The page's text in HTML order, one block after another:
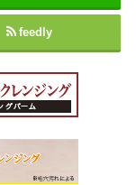
feedly